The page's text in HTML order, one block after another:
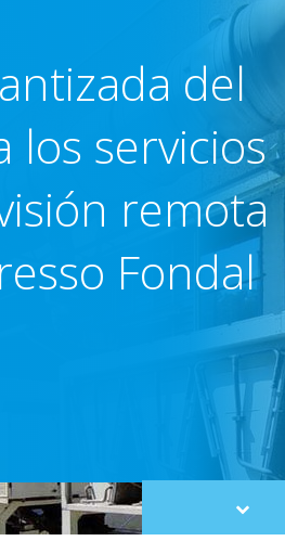
del
los servicios
remota
Fondal
Scroll
to